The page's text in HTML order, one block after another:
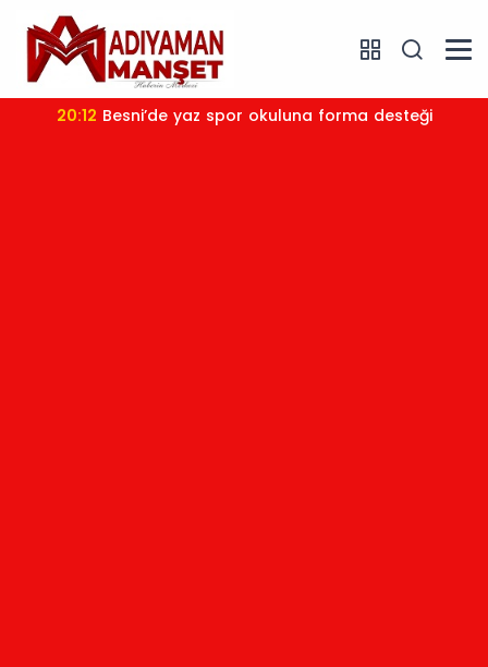
20:12 Besni’de yaz spor okuluna forma desteği